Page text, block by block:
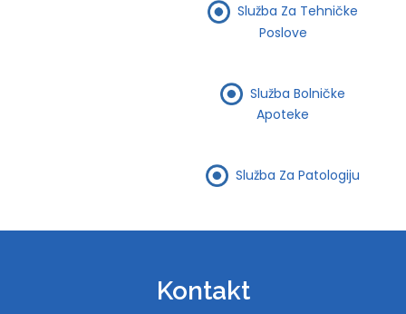
Služba Za Tehničke
Poslove
Služba Bolničke
Apoteke
Služba Za Patologiju
Kontakt